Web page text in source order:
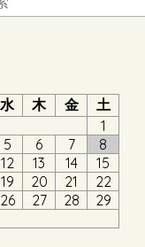
水 木 金
土
1
5 6 7
8
12 13 14
15
19 20 21
22
26 27 28
29